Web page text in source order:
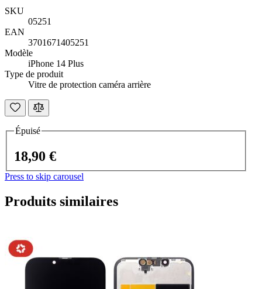
SKU
05251
EAN
3701671405251
Modèle
iPhone 14 Plus
Type de produit
Vitre de protection caméra arrière
Épuisé
18,90 €
Press to skip carousel
Produits similaires